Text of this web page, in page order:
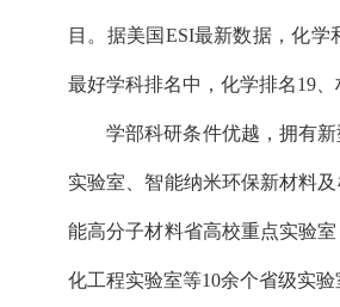
目。据美国ESI最新数据，化
最好学科排名中，化学排名19
学部科研条件优越，拥有
实验室、智能纳米环保新材料
能高分子材料省高校重点实验
化工程实验室等10余个省级实